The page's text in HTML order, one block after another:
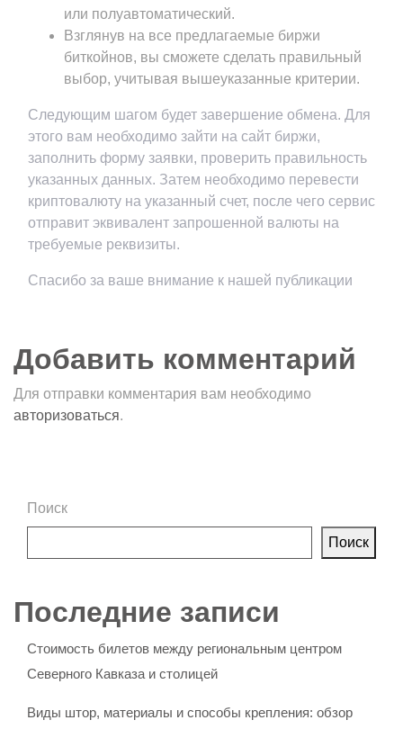
или полуавтоматический.
Взглянув на все предлагаемые биржи
биткойнов, вы сможете сделать правильный
выбор, учитывая вышеуказанные критерии.
Следующим шагом будет завершение обмена. Для
этого вам необходимо зайти на сайт биржи,
заполнить форму заявки, проверить правильность
указанных данных. Затем необходимо перевести
криптовалюту на указанный счет, после чего сервис
отправит эквивалент запрошенной валюты на
требуемые реквизиты.
Спасибо за ваше внимание к нашей публикации
Добавить комментарий
Для отправки комментария вам необходимо
авторизоваться.
Поиск
Поиск
Последние записи
Стоимость билетов между региональным центром
Северного Кавказа и столицей
Виды штор, материалы и способы крепления: обзор